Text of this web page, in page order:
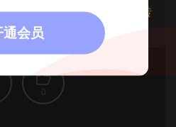
14107.html
，转
0
通会员